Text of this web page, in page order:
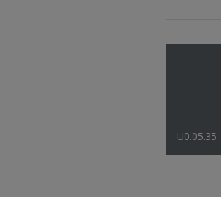
U0.05.35